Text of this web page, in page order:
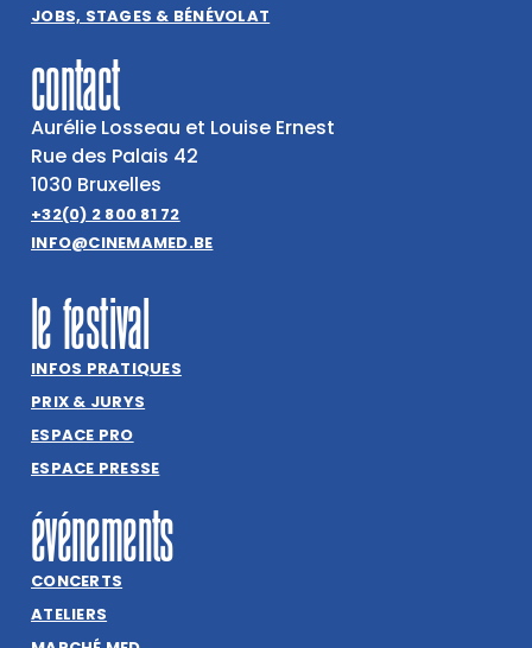
JOBS, STAGES & BÉNÉVOLAT
contact
Aurélie Losseau et Louise Ernest
Rue des Palais 42
1030 Bruxelles
+32(0) 2 800 81 72
INFO@CINEMAMED.BE
le festival
INFOS PRATIQUES
PRIX & JURYS
ESPACE PRO
ESPACE PRESSE
événements
CONCERTS
ATELIERS